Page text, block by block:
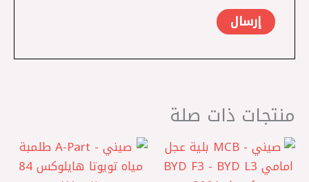
منتجات ذات صلة